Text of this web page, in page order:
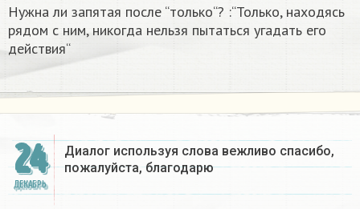
Нужна ли запятая после “только“? :“Только, находясь
рядом с ним, никогда нельзя пытаться угадать его
действия“
24
ДЕКАБРЬ
Диалог используя слова вежливо спасибо,
пожалуйста, благодарю